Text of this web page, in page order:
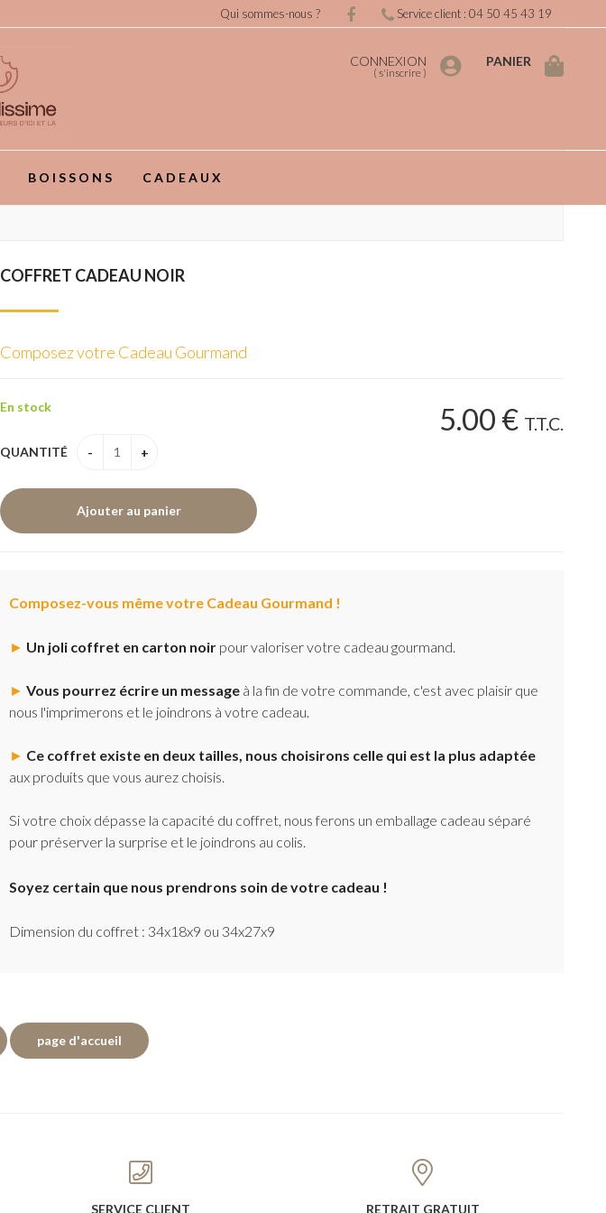
CONNEXION
( s'inscrire )
PANIER
BOISSONS CADEAUX
COFFRET CADEAU NOIR
Composez votre Cadeau Gourmand
5.00 € T.T.C.
En stock
QUANTITÉ
Composez-vous même votre Cadeau Gourmand !
► Un joli coffret en carton noir pour valoriser votre cadeau gourmand.
► Vous pourrez écrire un message à la fin de votre commande, c'est avec plaisir que
nous l'imprimerons et le joindrons à votre cadeau.
► Ce coffret existe en deux tailles, nous choisirons celle qui est la plus adaptée
aux produits que vous aurez choisis.
Si votre choix dépasse la capacité du coffret, nous ferons un emballage cadeau séparé
pour préserver la surprise et le joindrons au colis.
Soyez certain que nous prendrons soin de votre cadeau !
Dimension du coffret : 34x18x9 ou 34x27x9
Qui sommes-nous ? Service client : 04 50 45 43 19
SERVICE CLIENT RETRAIT GRATUIT